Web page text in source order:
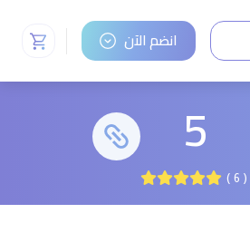
انضم الآن
5
( 6 )